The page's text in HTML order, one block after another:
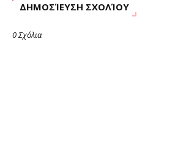
ΔΗΜΟΣΊΕΥΣΗ ΣΧΟΛΊΟΥ
0 Σχόλια